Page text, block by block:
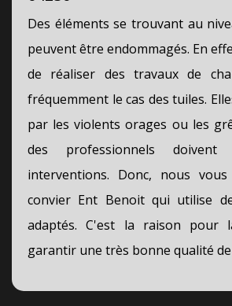
Des éléments se trouvant au
peuvent être endommagés. En
de réaliser des travaux de
fréquemment le cas des tuiles.
par les violents orages ou les
des professionnels doivent
interventions. Donc, nous
convier Ent Benoit qui utilise
adaptés. C'est la raison pour
garantir une très bonne qualité